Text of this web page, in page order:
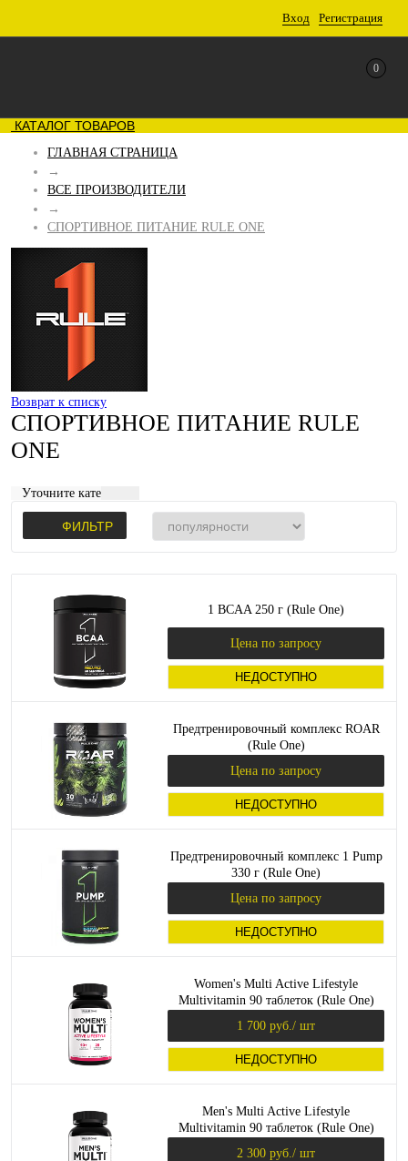
Вход Регистрация
0
КАТАЛОГ ТОВАРОВ
ГЛАВНАЯ СТРАНИЦА
→
ВСЕ ПРОИЗВОДИТЕЛИ
→
СПОРТИВНОЕ ПИТАНИЕ RULE ONE
Возврат к списку
СПОРТИВНОЕ ПИТАНИЕ RULE
ONE
Уточните категорию:
ФИЛЬТР
1 BCAA 250 г (Rule One)
Цена по запросу
НЕДОСТУПНО
Предтренировочный комплекс ROAR
(Rule One)
Цена по запросу
НЕДОСТУПНО
Предтренировочный комплекс 1 Pump
330 г (Rule One)
Цена по запросу
НЕДОСТУПНО
Women's Multi Active Lifestyle
Multivitamin 90 таблеток (Rule One)
1 700 руб. / шт
НЕДОСТУПНО
Men's Multi Active Lifestyle
Multivitamin 90 таблеток (Rule One)
2 300 руб. / шт